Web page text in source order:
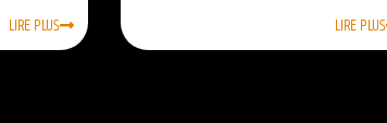
LIRE PLUS LIRE PLUS